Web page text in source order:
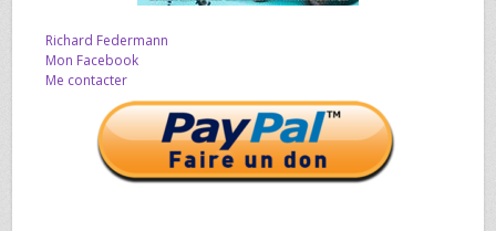
Richard Federmann
Mon Facebook
Me contacter